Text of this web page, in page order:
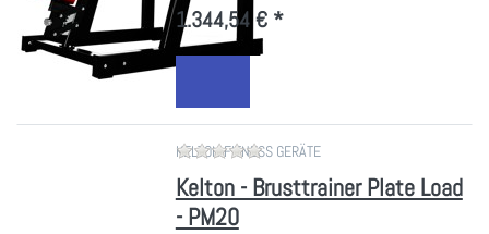
1.344,54 € *
KELTON FITNESS GERÄTEZu diesem Produkt liegen noch
Kelton - Brusttrainer Plate Load
- PM20